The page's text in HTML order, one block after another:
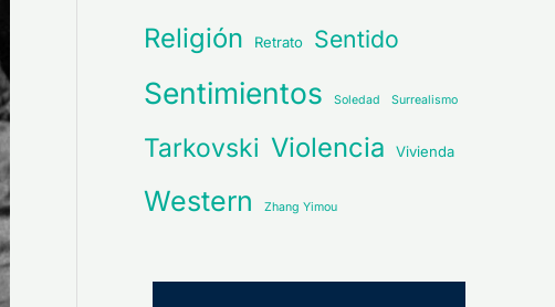
Religión Retrato Sentido
Sentimientos Soledad Surrealismo
Tarkovski Violencia Vivienda
Western Zhang Yimou